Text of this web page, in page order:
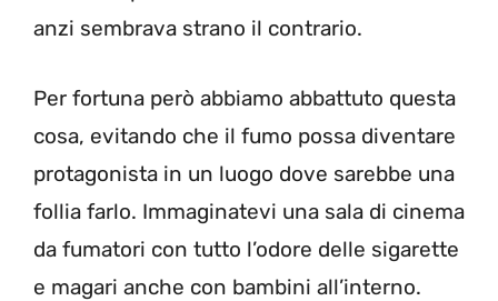
anzi sembrava strano il contrario.
Per fortuna però abbiamo abbattuto questa
cosa, evitando che il fumo possa diventare
protagonista in un luogo dove sarebbe una
follia farlo. Immaginatevi una sala di cinema
da fumatori con tutto l’odore delle sigarette
e magari anche con bambini all’interno.